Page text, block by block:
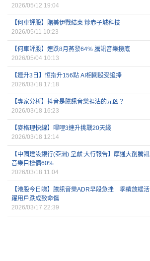
2026/05/12 19:04
【何車評股】賭美伊戰結束 炒赤子城科技
2026/05/11 10:23
【何車評股】連跌8月蒸發64% 騰訊音樂撈底
2026/05/04 10:13
【連升3日】恒指升156點 AI相關股受追捧
2026/03/18 17:18
【專家分析】抖音是騰訊音樂捱沽的元凶？
2026/03/18 16:23
【麥格理快線】嗶哩3連升挑戰20天綫
2026/03/18 12:14
【中國建設銀行(亞洲) 呈獻:大行報告】摩通大削騰訊
音樂目標價60%
2026/03/18 11:04
【港股今日睇】騰訊音樂ADR早段急挫 季績放緩活
躍用戶跌成致命傷
2026/03/17 22:39